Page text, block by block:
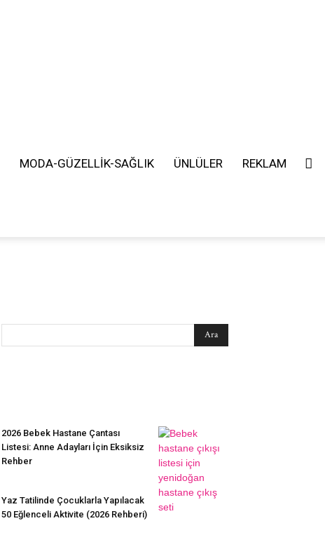
MODA-GÜZELLİK-SAĞLIK ÜNLÜLER REKLAM
2026 Bebek Hastane Çantası
Listesi: Anne Adayları İçin Eksiksiz
Rehber
Yaz Tatilinde Çocuklarla Yapılacak
50 Eğlenceli Aktivite (2026 Rehberi)